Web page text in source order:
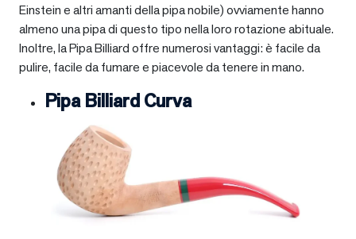
Einstein e altri amanti della pipa nobile) ovviamente hanno
almeno una pipa di questo tipo nella loro rotazione abituale.
Inoltre, la Pipa Billiard offre numerosi vantaggi: è facile da
pulire, facile da fumare e piacevole da tenere in mano.
Pipa Billiard Curva